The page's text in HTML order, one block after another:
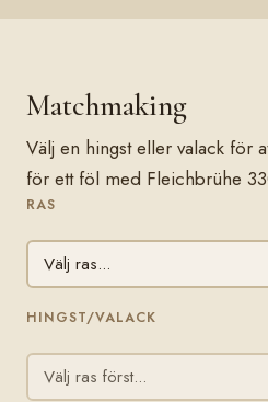
Matchmaking
Välj en hingst eller valack för
för ett föl med Fleichbrühe
RAS
HINGST/VALACK